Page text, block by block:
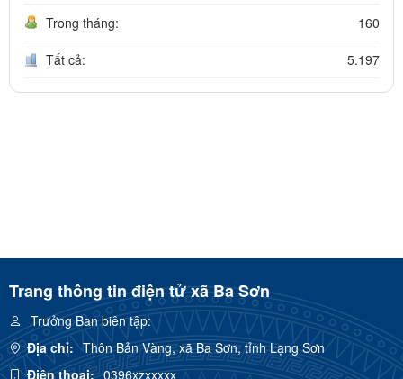
Trong tháng: 160
Tất cả: 5.197
Trang thông tin điện tử xã Ba Sơn
Trưởng Ban biên tập:
Địa chỉ: Thôn Bản Vàng, xã Ba Sơn, tỉnh Lạng Sơn
Điện thoại: 0396xzxxxxx